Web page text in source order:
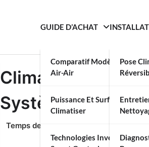
GUIDE D’ACHAT
Comparatif Modèles PAC
Air-Air
Puissance Et Surface À
Climatiser
Technologies Inverter Et
Pose
Climatisation
Système Idéal